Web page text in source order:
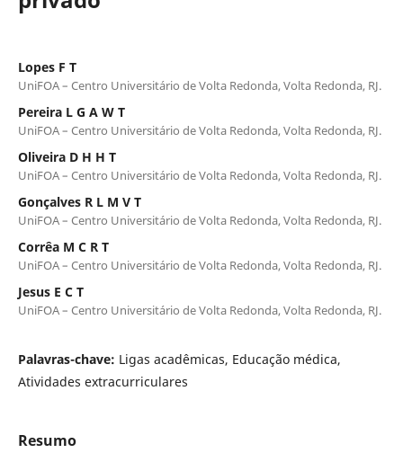
Lopes F T
UniFOA – Centro Universitário de Volta Redonda, Volta Redonda, RJ.
Pereira L G A W T
UniFOA – Centro Universitário de Volta Redonda, Volta Redonda, RJ.
Oliveira D H H T
UniFOA – Centro Universitário de Volta Redonda, Volta Redonda, RJ.
Gonçalves R L M V T
UniFOA – Centro Universitário de Volta Redonda, Volta Redonda, RJ.
Corrêa M C R T
UniFOA – Centro Universitário de Volta Redonda, Volta Redonda, RJ.
Jesus E C T
UniFOA – Centro Universitário de Volta Redonda, Volta Redonda, RJ.
Palavras-chave: Ligas acadêmicas, Educação médica,
Atividades extracurriculares
Resumo